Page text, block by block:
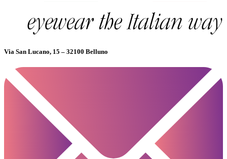
Via San Lucano, 15 – 32100 Belluno